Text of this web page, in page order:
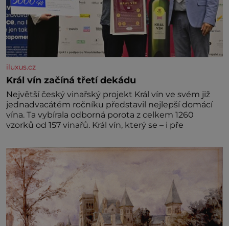
iluxus.cz
Král vín začíná třetí dekádu
Největší český vinařský projekt Král vín ve svém již
jednadvacátém ročníku představil nejlepší domácí
vína. Ta vybírala odborná porota z celkem 1260
vzorků od 157 vinařů. Král vín, který se – i pře